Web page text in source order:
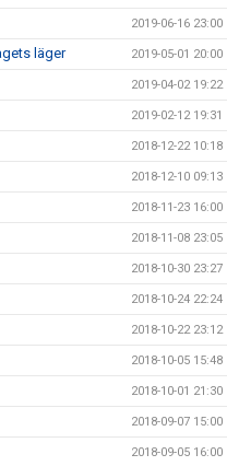
2019-06-16 23:00
läger 2019-05-01 20:00
2019-04-02 19:22
2019-02-12 19:31
2018-12-22 10:18
2018-12-10 09:13
2018-11-23 16:00
2018-11-08 23:05
2018-10-30 23:27
2018-10-24 22:24
2018-10-22 23:12
2018-10-05 15:48
2018-10-01 21:30
2018-09-07 15:00
2018-09-05 16:00